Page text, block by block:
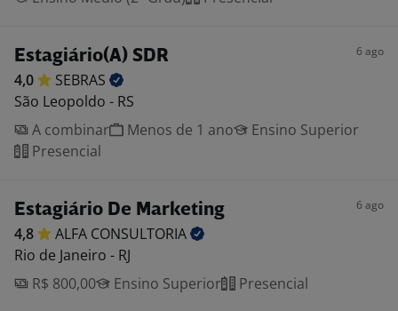
Estagiário(A) SDR 6 ago
4,0
SEBRAS
São Leopoldo - RS
A combinar
Menos de 1 ano
Ensino Superior
Presencial
Estagiário De Marketing 6 ago
4,8 ALFA CONSULTORIA
Rio de Janeiro - RJ
R$ 800,00
Ensino Superior Presencial